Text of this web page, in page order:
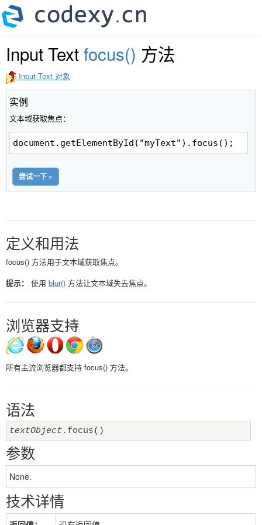
Input Textfocus() 方法
Input Text 对象
实例
文本域获取焦点：
document.getElementById("myText").focus();
尝试一下 »
定义和用法
focus() 方法用于文本域获取焦点。
提示：
使用 blur() 方法让文本域失去焦点。
浏览器支持
所有主流浏览器都支持 focus() 方法。
语法
textObject .focus()
参数
None.
技术详情